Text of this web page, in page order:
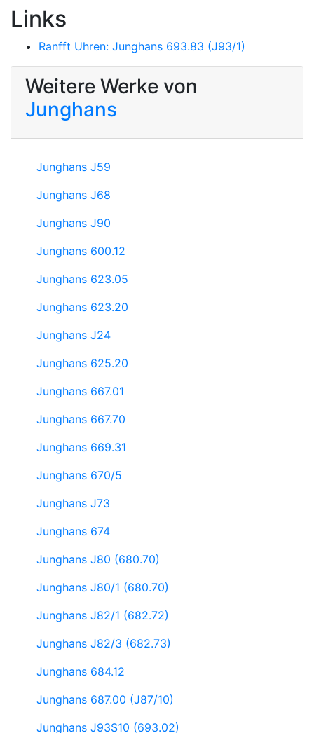
Links
Ranfft Uhren: Junghans 693.83 (J93/1)
Weitere Werke von
Junghans
Junghans J59
Junghans J68
Junghans J90
Junghans 600.12
Junghans 623.05
Junghans 623.20
Junghans J24
Junghans 625.20
Junghans 667.01
Junghans 667.70
Junghans 669.31
Junghans 670/5
Junghans J73
Junghans 674
Junghans J80 (680.70)
Junghans J80/1 (680.70)
Junghans J82/1 (682.72)
Junghans J82/3 (682.73)
Junghans 684.12
Junghans 687.00 (J87/10)
Junghans J93S10 (693.02)